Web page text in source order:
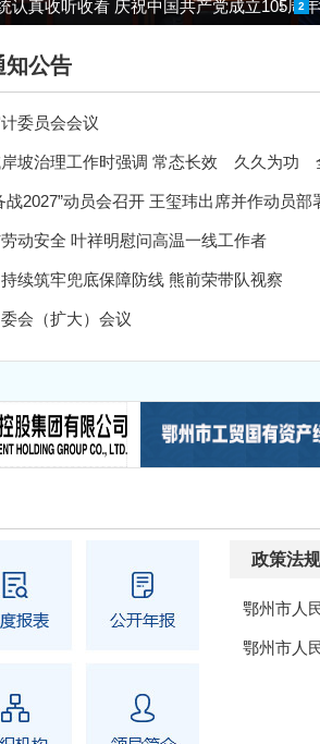
1 2
认真收听收看 庆祝中国共产党成立105周
知公告
委员会会议
战2027”动员会召开 王玺玮出席并作动员部
动安全 叶祥明慰问高温一线工作者
续筑牢兜底保障防线 熊前荣带队视察
会（扩大）会议
政策法规